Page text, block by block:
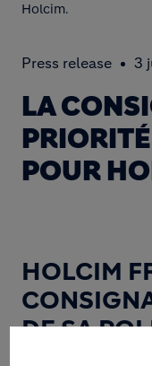
Holcim.
Press release 3
LA
POUR
HOLCIM
DE SA